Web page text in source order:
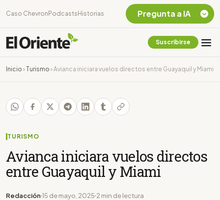
Caso Chevron Podcasts Historias
Suscribirse
Inicio › Turismo › Avianca iniciara vuelos directos entre Guayaquil y Miami
TURISMO
Avianca iniciara vuelos directos
entre Guayaquil y Miami
Redacción 15 de mayo, 2025 2 min de lectura
Pregunta a IA
Chevron Ecuador